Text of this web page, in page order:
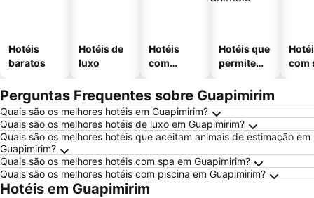
Hotéis
baratos
Hotéis de
luxo
Hotéis
com
Hotéis que
permitem
com
Perguntas Frequentes sobre Guapimirim
Quais são os melhores hotéis em Guapimirim?
Quais são os melhores hotéis de luxo em Guapimirim?
Quais são os melhores hotéis que aceitam animais de estimação em
Guapimirim?
Quais são os melhores hotéis com spa em Guapimirim?
Quais são os melhores hotéis com piscina em Guapimirim?
Hotéis em Guapimirim